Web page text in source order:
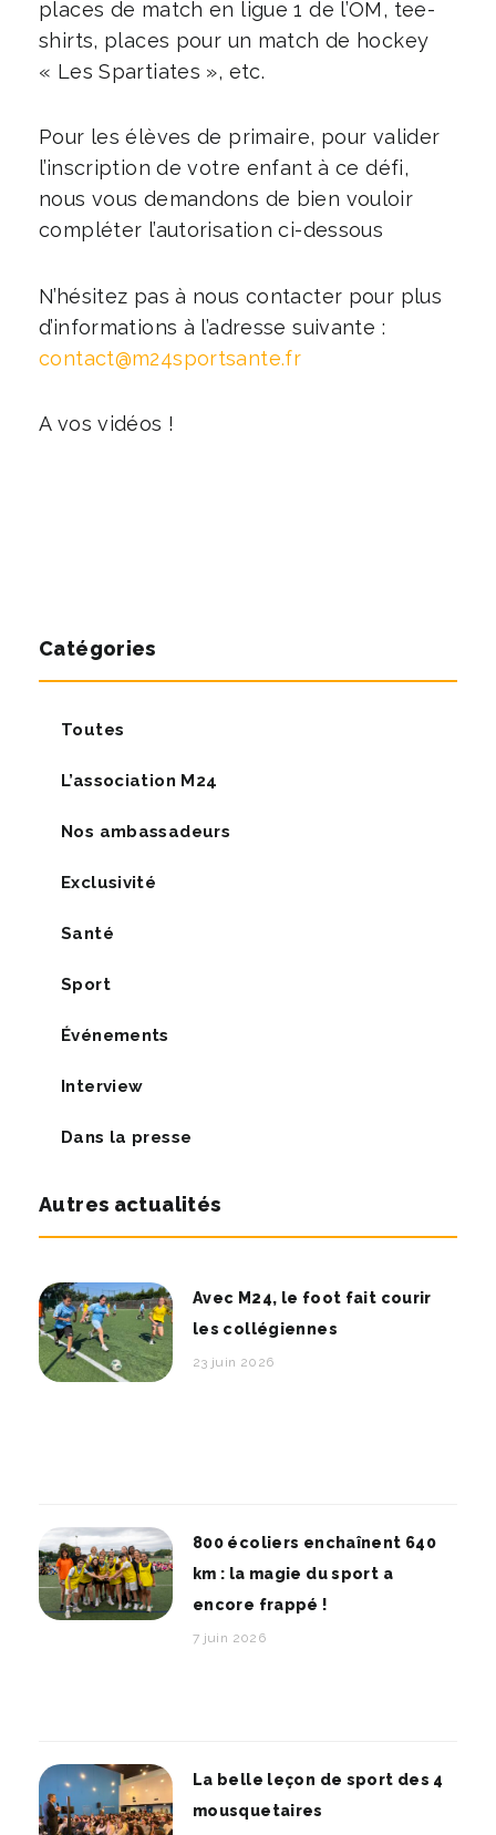
places de match en ligue 1 de l’OM, tee-
shirts, places pour un match de hockey
« Les Spartiates », etc.
Pour les élèves de primaire, pour valider
l’inscription de votre enfant à ce défi,
nous vous demandons de bien vouloir
compléter l’autorisation ci-dessous
N’hésitez pas à nous contacter pour plus
d’informations à l’adresse suivante :
contact@m24sportsante.fr
A vos vidéos !
Catégories
Toutes
L’association M24
Nos ambassadeurs
Exclusivité
Santé
Sport
Événements
Interview
Dans la presse
Autres actualités
Avec M24, le foot fait courir
les collégiennes
23 juin 2026
800 écoliers enchaînent 640
km : la magie du sport a
encore frappé !
7 juin 2026
La belle leçon de sport des 4
mousquetaires